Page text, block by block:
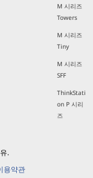
M 시리즈
Towers
M 시리즈
Tiny
M 시리즈
SFF
ThinkStati
on P 시리
즈
.
용약관